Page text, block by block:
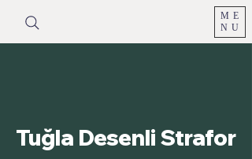
ME
NU
Tuğla Desenli Strafor